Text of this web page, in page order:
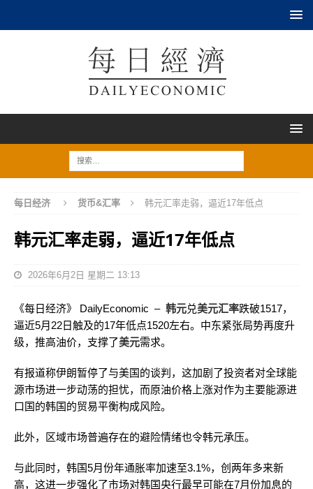
每日经济 货币&汇率 韩元汇率走弱，逼近17年低点
韩元汇率走弱，逼近17年低点
2026年6月2日 星期二 13:13
《每日经济》 DailyEconomic – 韩元兑美元汇率跌破1517，
逼近5月22日触及的17年低点1520左右。中东紧张局势再度升
级，推高油价，支撑了美元需求。
有报道称伊朗暂停了与美国的谈判，这加剧了投资者对全球能
源市场进一步动荡的担忧，而原油价格上涨对作为主要能源进
口国的韩国的贸易平衡构成风险。
此外，区域市场普遍存在的避险情绪也令韩元承压。
与此同时，韩国5月份年通胀率加速至3.1%，创两年多来新
高，这进一步强化了市场对韩国央行最早可能在7月份加息的